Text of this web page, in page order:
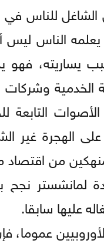
للناس في
يعلمه الناس
يساريته، فهو
الخدمية
التابعة
الهجرة غير
من
لمانشستر
عليها سابقا.